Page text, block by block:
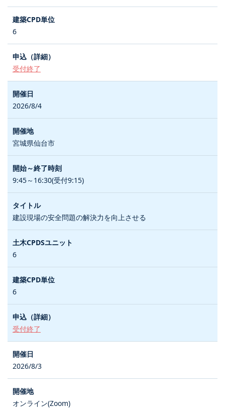
6
受付終了
2026/8/4
宮城県仙台市
9:45～16:30(受付9:15)
建設現場の安全問題の解決力を向上させる
6
6
受付終了
2026/8/3
オンライン(Zoom)